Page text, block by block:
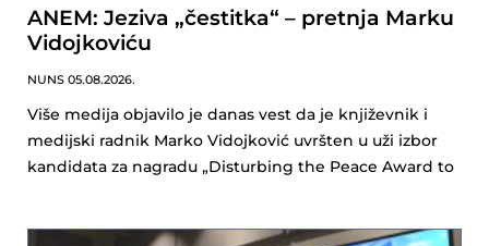
ANEM: Jeziva „čestitka“ – pretnja Marku
Vidojkoviću
NUNS 05.08.2026.
Više medija objavilo je danas vest da je književnik i
medijski radnik Marko Vidojković uvršten u uži izbor
kandidata za nagradu „Disturbing the Peace Award to